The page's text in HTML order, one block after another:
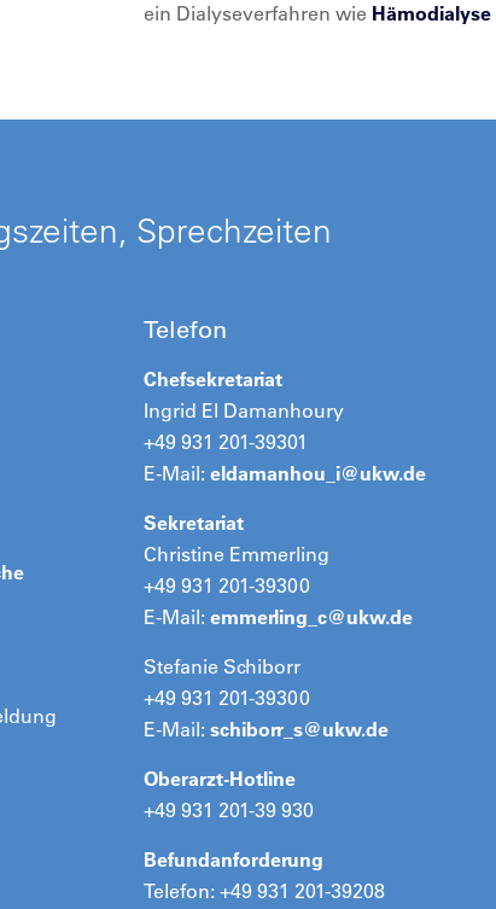
ein Dialyseverfahren wie Hämodialyse
Sprechzeiten
Telefon
Chefsekretariat
Ingrid El Damanhoury
+49 931 201-39301
E-Mail:eldamanhou_i@ukw.de
Sekretariat
Christine Emmerling
+49 931 201-39300
E-Mail:emmerling_c@ukw.de
Stefanie Schiborr
+49 931 201-39300
E-Mail:schiborr_s@ukw.de
Oberarzt-Hotline
+49 931 201-39 930
Befundanforderung
Telefon: +49 931 201-39208